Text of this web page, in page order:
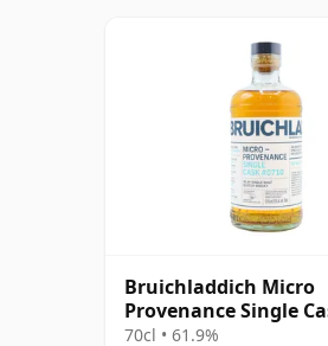
Bruichladdich Micro
Provenance Single
2007 16 años
70cl • 61.9%